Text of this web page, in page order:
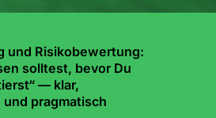
und Risikobewertung:
solltest, bevor Du
— klar,
pragmatisch